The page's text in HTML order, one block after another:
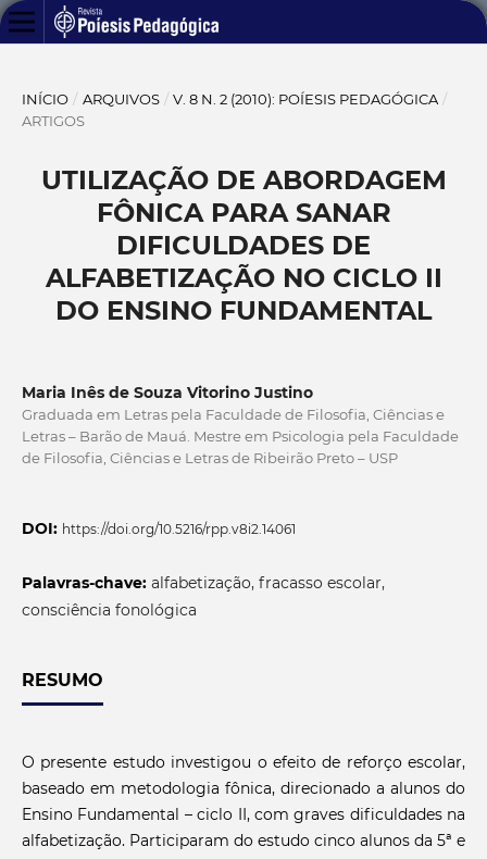
INÍCIO / ARQUIVOS / V. 8 N. 2 (2010): POÍESIS PEDAGÓGICA /
ARTIGOS
UTILIZAÇÃO DE ABORDAGEM
FÔNICA PARA SANAR
DIFICULDADES DE
ALFABETIZAÇÃO NO CICLO II
DO ENSINO FUNDAMENTAL
Maria Inês de Souza Vitorino Justino
Graduada em Letras pela Faculdade de Filosofia, Ciências e
Letras – Barão de Mauá. Mestre em Psicologia pela Faculdade
de Filosofia, Ciências e Letras de Ribeirão Preto – USP
DOI: https://doi.org/10.5216/rpp.v8i2.14061
Palavras-chave: alfabetização, fracasso escolar,
consciência fonológica
RESUMO
O presente estudo investigou o efeito de reforço escolar,
baseado em metodologia fônica, direcionado a alunos do
Ensino Fundamental – ciclo II, com graves dificuldades na
alfabetização. Participaram do estudo cinco alunos da 5ª e